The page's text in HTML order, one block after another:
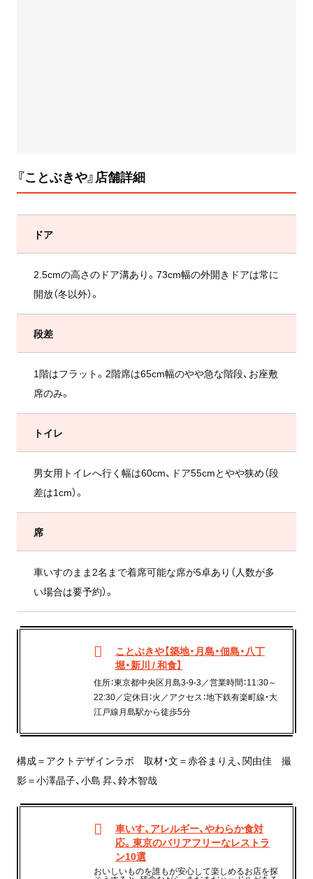
『ことぶきや』店舗詳細
ドア
2.5cmの高さのドア溝あり。73cm幅の外開きドアは常に
開放（冬以外）。
段差
1階はフラット。2階席は65cm幅のやや急な階段、お座敷
席のみ。
トイレ
男女用トイレへ行く幅は60cm、ドア55cmとやや狭め（段
差は1cm）。
席
車いすのまま2名まで着席可能な席が5卓あり（人数が多
い場合は要予約）。
ことぶきや【築地・月島・佃島・八丁
堀・新川 / 和食】
住所：東京都中央区月島3-9-3／営業時間：11:30～
22:30／定休日：火／アクセス：地下鉄有楽町線・大
江戸線月島駅から徒歩5分
構成＝アクトデザインラボ 取材・文＝赤谷まりえ、関由佳 撮
影＝小澤晶子、小島 昇、鈴木智哉
車いす、アレルギー、やわらか食対
応。東京のバリアフリーなレストラ
ン10選
おいしいものを誰もが安心して楽しめるお店を探